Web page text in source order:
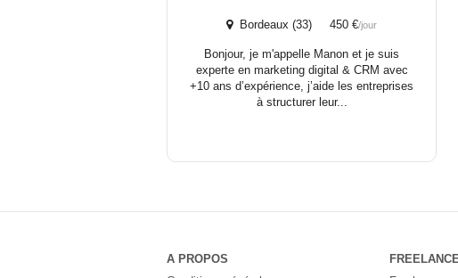
Bordeaux (33) 450 €/jour
Bonjour, je m'appelle Manon et je suis
experte en marketing digital & CRM avec
+10 ans d’expérience, j’aide les entreprises
à structurer leur...
A PROPOS